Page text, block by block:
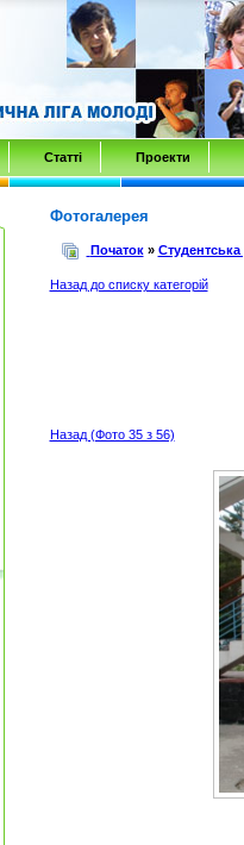
Статті Проекти
Фотогалерея
Початок» Студентська
Назад до списку категорій
Назад (Фото 35 з 56)